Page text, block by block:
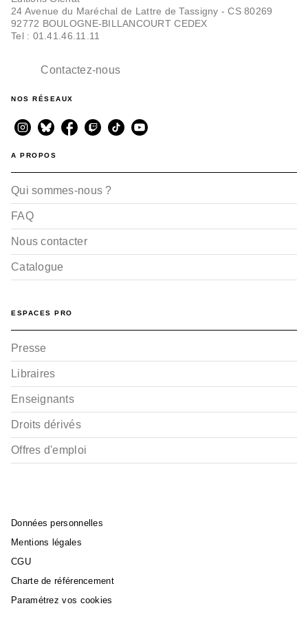
24 Avenue du Maréchal de Lattre de Tassigny - CS 80269
92772 BOULOGNE-BILLANCOURT CEDEX
Tel : 01.41.46.11.11
Contactez-nous
NOS RÉSEAUX
A PROPOS
Qui sommes-nous ?
FAQ
Nous contacter
Catalogue
ESPACES PRO
Presse
Libraires
Enseignants
Droits dérivés
Offres d'emploi
Données personnelles
Mentions légales
CGU
Charte de référencement
Paramétrez vos cookies